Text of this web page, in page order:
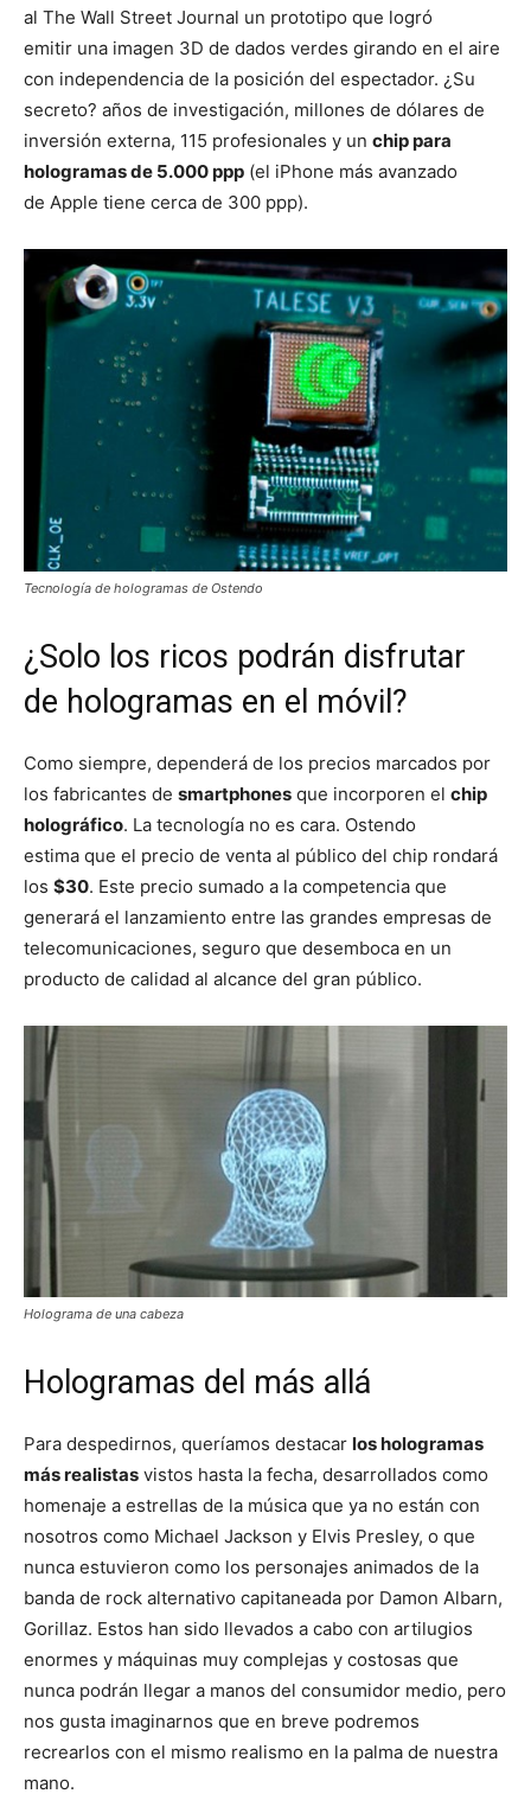
al The Wall Street Journal un prototipo que logró
emitir una imagen 3D de dados verdes girando en el aire
con independencia de la posición del espectador. ¿Su
secreto? años de investigación, millones de dólares de
inversión externa, 115 profesionales y un chip para
hologramas de 5.000 ppp (el iPhone más avanzado
de Apple tiene cerca de 300 ppp).
Tecnología de hologramas de Ostendo
¿Solo los ricos podrán disfrutar
de hologramas en el móvil?
Como siempre, dependerá de los precios marcados por
los fabricantes de smartphones que incorporen el chip
holográfico. La tecnología no es cara. Ostendo
estima que el precio de venta al público del chip rondará
los $30. Este precio sumado a la competencia que
generará el lanzamiento entre las grandes empresas de
telecomunicaciones, seguro que desemboca en un
producto de calidad al alcance del gran público.
Holograma de una cabeza
Hologramas del más allá
Para despedirnos, queríamos destacar los hologramas
más realistas vistos hasta la fecha, desarrollados como
homenaje a estrellas de la música que ya no están con
nosotros como Michael Jackson y Elvis Presley, o que
nunca estuvieron como los personajes animados de la
banda de rock alternativo capitaneada por Damon Albarn,
Gorillaz. Estos han sido llevados a cabo con artilugios
enormes y máquinas muy complejas y costosas que
nunca podrán llegar a manos del consumidor medio, pero
nos gusta imaginarnos que en breve podremos
recrearlos con el mismo realismo en la palma de nuestra
mano.